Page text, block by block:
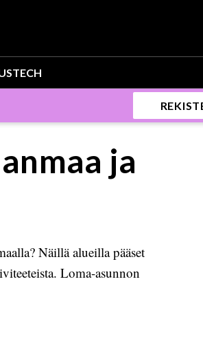
TECH
ja
Näillä alueilla pääset
Loma-asunnon